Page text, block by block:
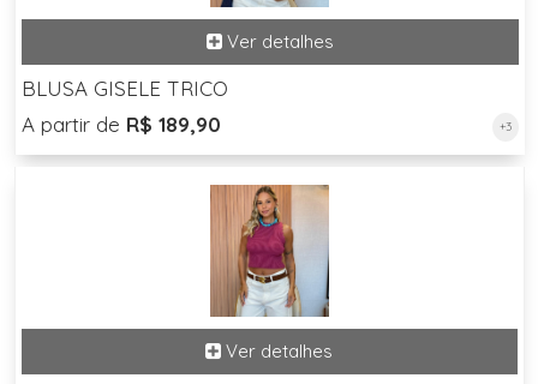
BLUSA GISELE TRICO
A partir de R$ 189,90 +3